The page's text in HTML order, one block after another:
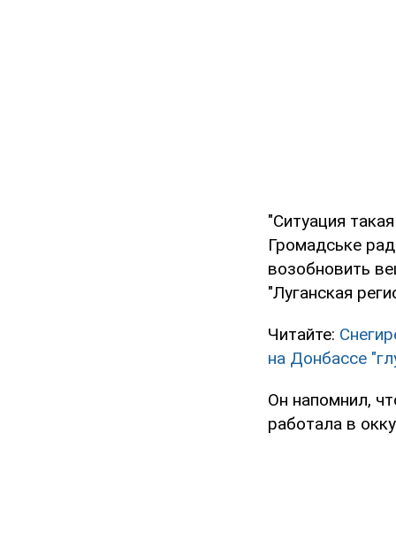
"Ситуация
Громадське
возобновить
"Луганская
Читайте:
на Донбассе
Он напомнил,
работала в